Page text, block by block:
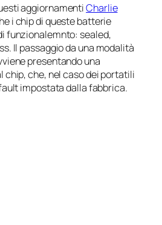
aggiornamentiCharlie
i chip di queste batterie
funzionalemnto: sealed,
Il passaggio da una modalità
presentando una
chip, che, nel caso dei portatili
impostata dalla fabbrica.